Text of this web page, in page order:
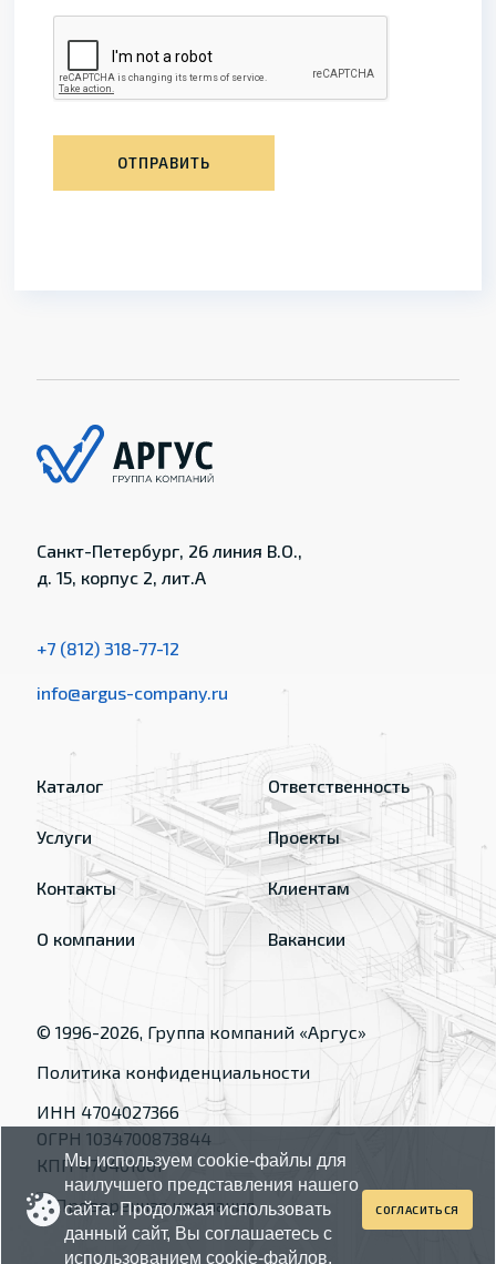
ОТПРАВИТЬ
Санкт-Петербург, 26 линия В.О.,
д. 15, корпус 2, лит.А
+7 (812) 318-77-12
info@argus-company.ru
Каталог
Услуги
Контакты
О компании
Ответственность
Проекты
Клиентам
Вакансии
© 1996-2026, Группа компаний «Аргус»
Политика конфиденциальности
ИНН 4704027366
ОГРН 1034700873844
КПП 470401001
Мы используем cookie-файлы для
наилучшего представления нашего
сайта. Продолжая использовать
данный сайт, Вы соглашаетесь с
использованием cookie-файлов.
СОГЛАСИТЬСЯ